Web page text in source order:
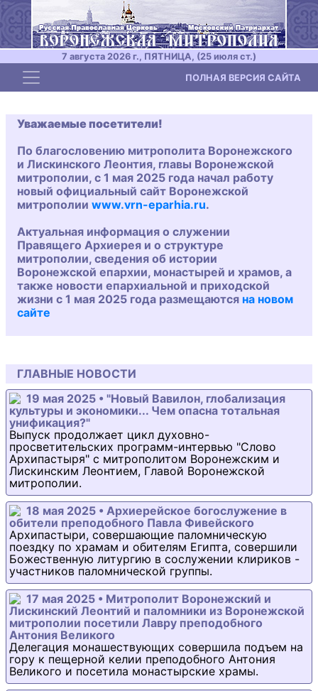
7 августа 2026 г., ПЯТНИЦА, (25 июля ст.)
Toggle navigation ПОЛНАЯ ВЕРСИЯ САЙТА
Уважаемые посетители!
По благословению митрополита Воронежского
и Лискинского Леонтия, главы Воронежской
митрополии, с 1 мая 2025 года начал работу
новый официальный сайт Воронежской
митрополии www.vrn-eparhia.ru.
Актуальная информация о служении
Правящего Архиерея и о структуре
митрополии, сведения об истории
Воронежской епархии, монастырей и храмов, а
также новости епархиальной и приходской
жизни с 1 мая 2025 года размещаются на новом
сайте
ГЛАВНЫЕ НОВОСТИ
19 мая 2025 • "Новый Вавилон, глобализация
культуры и экономики... Чем опасна тотальная
унификация?"
Выпуск продолжает цикл духовно-
просветительских программ-интервью "Слово
Архипастыря" с митрополитом Воронежским и
Лискинским Леонтием, Главой Воронежской
митрополии.
18 мая 2025 • Архиерейское богослужение в
обители преподобного Павла Фивейского
Архипастыри, совершающие паломническую
поездку по храмам и обителям Египта, совершили
Божественную литургию в сослужении клириков -
участников паломнической группы.
17 мая 2025 • Митрополит Воронежский и
Лискинский Леонтий и паломники из Воронежской
митрополии посетили Лавру преподобного
Антония Великого
Делегация монашествующих совершила подъем на
гору к пещерной келии преподобного Антония
Великого и посетила монастырские храмы.